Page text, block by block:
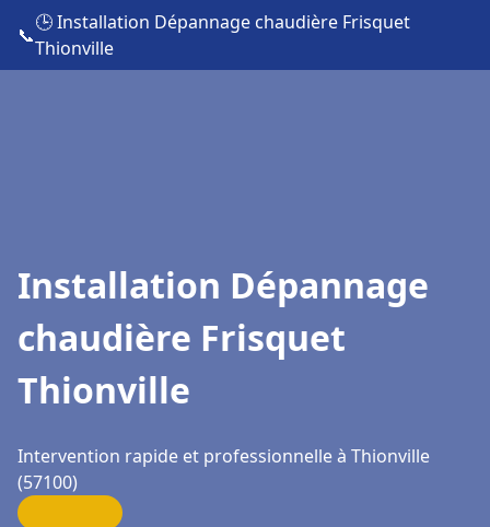
📞
🕒 Installation Dépannage chaudière Frisquet
Thionville
Installation Dépannage
chaudière Frisquet
Thionville
Intervention rapide et professionnelle à Thionville
(57100)